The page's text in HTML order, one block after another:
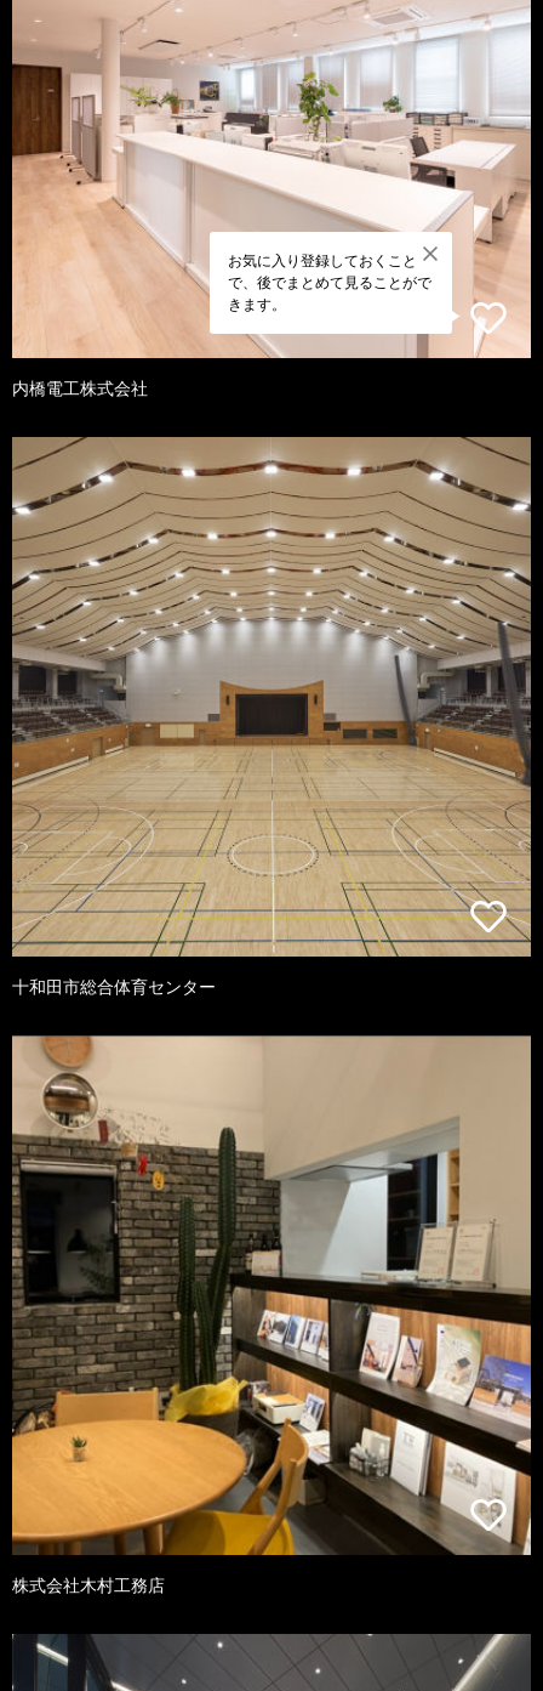
お気に入り登録しておくこと
で、後でまとめて見ることがで
きます。
内橋電工株式会社
十和田市総合体育センター
株式会社木村工務店